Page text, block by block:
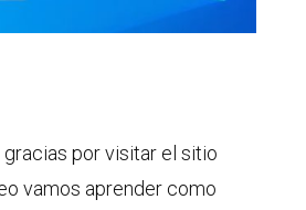
por visitar el sitio
vamos aprender como